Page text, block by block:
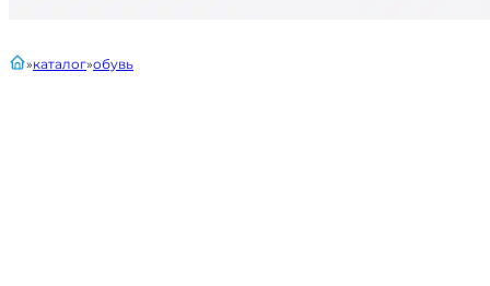
главнаякаталог обувь